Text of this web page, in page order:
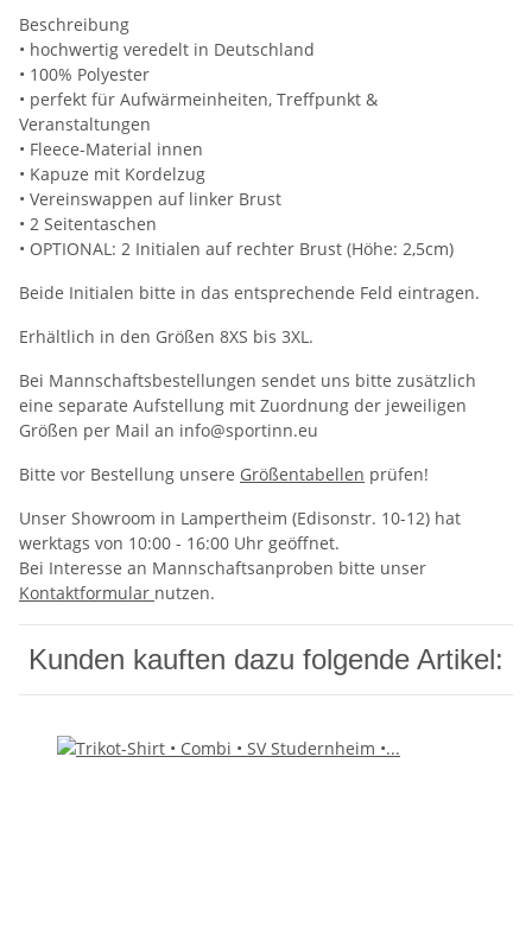
Beschreibung
• hochwertig veredelt in Deutschland
• 100% Polyester
• perfekt für Aufwärmeinheiten, Treffpunkt &
Veranstaltungen
• Fleece-Material innen
• Kapuze mit Kordelzug
• Vereinswappen auf linker Brust
• 2 Seitentaschen
• OPTIONAL: 2 Initialen auf rechter Brust (Höhe: 2,5cm)
Beide Initialen bitte in das entsprechende Feld eintragen.
Erhältlich in den Größen 8XS bis 3XL.
Bei Mannschaftsbestellungen sendet uns bitte zusätzlich
eine separate Aufstellung mit Zuordnung der jeweiligen
Größen per Mail an info@sportinn.eu
Bitte vor Bestellung unsere Größentabellen prüfen!
Unser Showroom in Lampertheim (Edisonstr. 10-12) hat
werktags von 10:00 - 16:00 Uhr geöffnet.
Bei Interesse an Mannschaftsanproben bitte unser
Kontaktformular nutzen.
Kunden kauften dazu folgende Artikel: